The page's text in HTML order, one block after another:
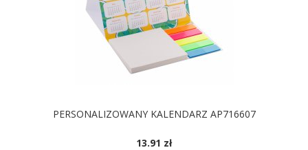
PERSONALIZOWANY KALENDARZ AP716607
13.91 zł